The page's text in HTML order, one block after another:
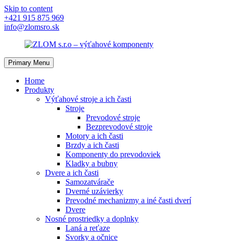
Skip to content
+421 915 875 969
info@zlomsro.sk
Primary Menu
Home
Produkty
Výťahové stroje a ich časti
Stroje
Prevodové stroje
Bezprevodové stroje
Motory a ich časti
Brzdy a ich časti
Komponenty do prevodoviek
Kladky a bubny
Dvere a ich časti
Samozatvárače
Dverné uzávierky
Prevodné mechanizmy a iné časti dverí
Dvere
Nosné prostriedky a doplnky
Laná a reťaze
Svorky a očnice